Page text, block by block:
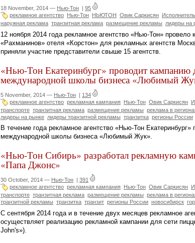
18 November, 2014 — Нью-Тон
95
рекламное агентство
Нью-Тон НЬЮТОН Овик Саркисян
наружная реклама транзитная реклама размещение рекламы лидеры на
12 ноября 2014 года рекламное агентство «Нью-Тон» провело
«Рахманинов» отеля «Корстон» для рекламных агентств
приняли участие представители свыше 15 агентств.
«Нью-Тон Екатеринбург» проводит кампанию
международной школы бизнеса «Любимый
5 November, 2014 — Нью-Тон | 134
рекламное агентство рекламная кампания Нью-Тон Овик Саркисян
транспорте транзитная реклама размещение рекламы реклама в
лидеры на рынке лидеры транзитной рекламы транзитка регионы России
В течение года рекламное агентство «Нью-Тон
международной школы бизнеса «Любимый Жук».
«Нью-Тон Сибирь» разработал рекламную
«Папа Джонс»
30 October, 2014 — Нью-Тон | 391
рекламное агентство рекламная кампания Нью-Тон Овик Саркисян
транспорте транзитная реклама размещение рекламы реклама в
транзитной рекламы транзитка транзит регионы России новосибирск
С сентября 2014 года и в течение двух месяцев рекламное
осуществляет реализацию рекламной кампании для сети
John's»).